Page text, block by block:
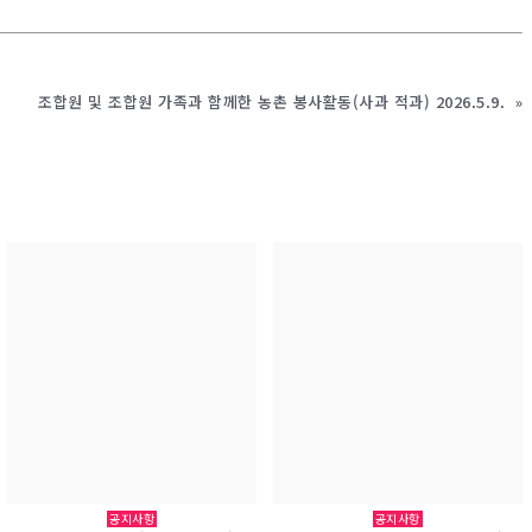
조합원 및 조합원 가족과 함께한 농촌 봉사활동(사과 적과) 2026.5.9. »
공지사항 공지사항